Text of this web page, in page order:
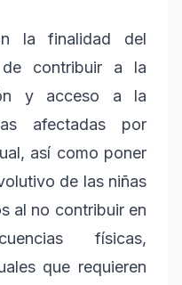
la finalidad del
contribuir a la
y acceso a la
afectadas por
así como poner
de las niñas
al no contribuir en
físicas,
que requieren